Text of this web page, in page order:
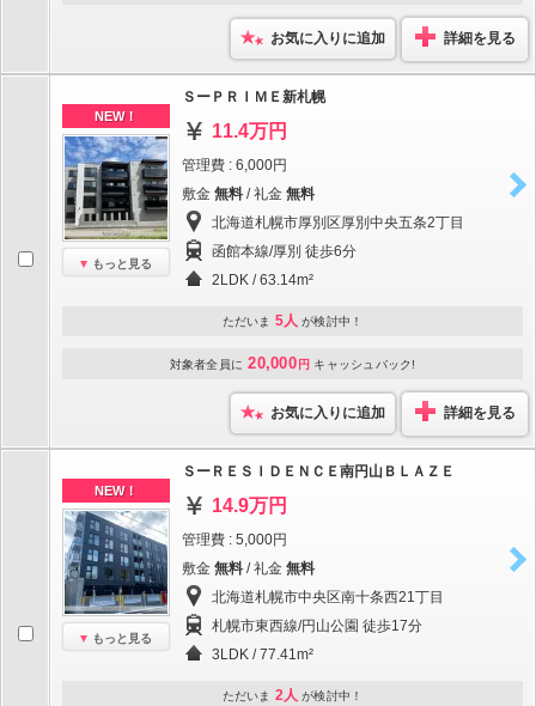
お気に入りに追加 詳細を見る
NEW！
もっと見る
ＳーＰＲＩＭＥ新札幌
11.4万円
管理費 : 6,000円
敷金 無料 / 礼金 無料
北海道札幌市厚別区厚別中央五条2丁目
函館本線/厚別 徒歩6分
2LDK / 63.14m²
ただいま 5人 が検討中！
対象者全員に 20,000 円 キャッシュバック!
お気に入りに追加 詳細を見る
NEW！
もっと見る
ＳーＲＥＳＩＤＥＮＣＥ南円山ＢＬＡＺＥ
14.9万円
管理費 : 5,000円
敷金 無料 / 礼金 無料
北海道札幌市中央区南十条西21丁目
札幌市東西線/円山公園 徒歩17分
3LDK / 77.41m²
ただいま 2人 が検討中！